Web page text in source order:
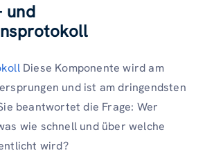
und
Diese Komponente wird am
und ist am dringendsten
beantwortet die Frage: Wer
wie schnell und über welche
wird?